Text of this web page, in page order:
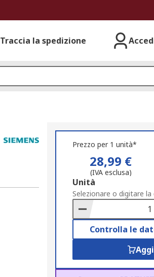
Traccia la spedizione
Prezzo per 1 unità*
28,99 €
(IVA esclusa)
Add
to
Basket
Unità
Selezionare o digitare
Controlla le